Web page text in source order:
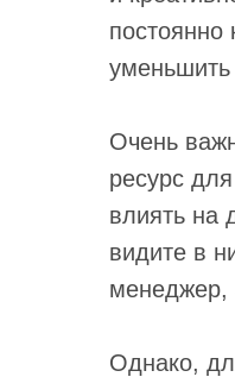
постоянно
Очень
ресурс
влиять на
видите в
менеджер,
Однако,